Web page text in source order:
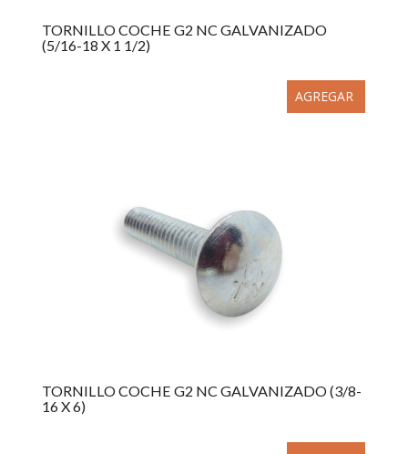
TORNILLO COCHE G2 NC GALVANIZADO
(5/16-18 X 1 1/2)
AGREGAR
TORNILLO COCHE G2 NC GALVANIZADO (3/8-
16 X 6)